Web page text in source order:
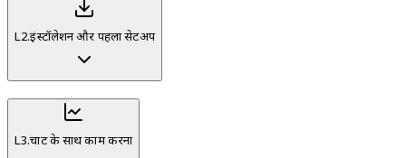
L2.इंस्टॉलेशन और पहला सेटअप
L3.चार्ट के साथ काम करना